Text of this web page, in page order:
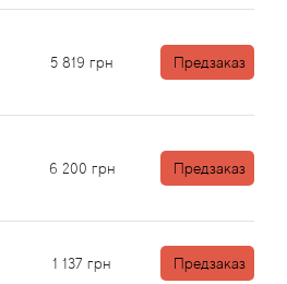
5 819 грн Предзаказ
6 200 грн Предзаказ
1 137 грн Предзаказ